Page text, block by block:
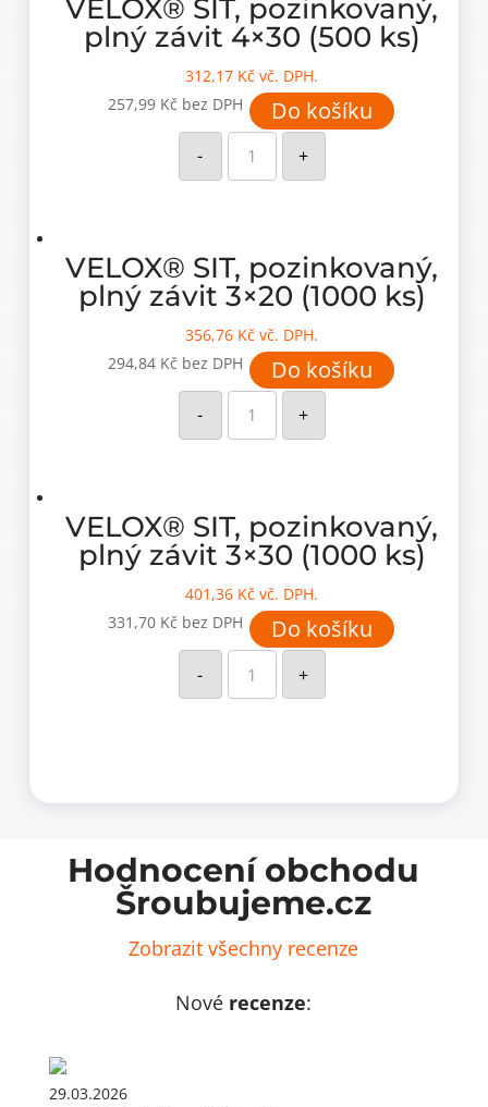
VELOX® SIT, pozinkovaný,
plný závit 4×30 (500 ks)
312,17 Kč vč. DPH.
257,99 Kč bez DPH Do košíku
-
VELOX®
SIT,
pozinkovaný,
plný
množství
+
VELOX® SIT, pozinkovaný,
plný závit 3×20 (1000 ks)
356,76 Kč vč. DPH.
294,84 Kč bez DPH Do košíku
-
VELOX®
SIT,
pozinkovaný,
plný
množství
+
VELOX® SIT, pozinkovaný,
plný závit 3×30 (1000 ks)
401,36 Kč vč. DPH.
331,70 Kč bez DPH Do košíku
-
VELOX®
SIT,
pozinkovaný,
plný
+
Hodnocení obchodu
Šroubujeme.cz
Zobrazit všechny recenze
Nové recenze:
29.03.2026